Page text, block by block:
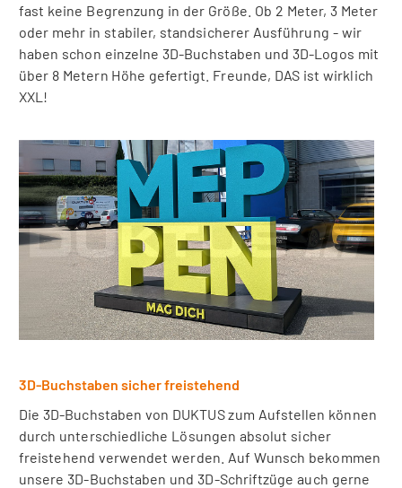
fast keine Begrenzung in der Größe. Ob 2 Meter, 3 Meter
oder mehr in stabiler, standsicherer Ausführung - wir
haben schon einzelne 3D-Buchstaben und 3D-Logos mit
über 8 Metern Höhe gefertigt. Freunde, DAS ist wirklich
XXL!
3D-Buchstaben sicher freistehend
Die 3D-Buchstaben von DUKTUS zum Aufstellen können
durch unterschiedliche Lösungen absolut sicher
freistehend verwendet werden. Auf Wunsch bekommen
unsere 3D-Buchstaben und 3D-Schriftzüge auch gerne